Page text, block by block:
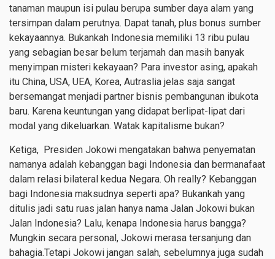
tanaman maupun isi pulau berupa sumber daya alam yang
tersimpan dalam perutnya. Dapat tanah, plus bonus sumber
kekayaannya. Bukankah Indonesia memiliki 13 ribu pulau
yang sebagian besar belum terjamah dan masih banyak
menyimpan misteri kekayaan? Para investor asing, apakah
itu China, USA, UEA, Korea, Autraslia jelas saja sangat
bersemangat menjadi partner bisnis pembangunan ibukota
baru. Karena keuntungan yang didapat berlipat-lipat dari
modal yang dikeluarkan. Watak kapitalisme bukan?
Ketiga, Presiden Jokowi mengatakan bahwa penyematan
namanya adalah kebanggan bagi Indonesia dan bermanafaat
dalam relasi bilateral kedua Negara. Oh really? Kebanggan
bagi Indonesia maksudnya seperti apa? Bukankah yang
ditulis jadi satu ruas jalan hanya nama Jalan Jokowi bukan
Jalan Indonesia? Lalu, kenapa Indonesia harus bangga?
Mungkin secara personal, Jokowi merasa tersanjung dan
bahagia.Tetapi Jokowi jangan salah, sebelumnya juga sudah